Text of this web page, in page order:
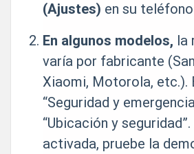
(Ajustes) en su
En algunos modelos, la
varía por fabricante
Xiaomi, Motorola, etc.).
“Seguridad y
“Ubicación y seguridad”.
activada, pruebe la